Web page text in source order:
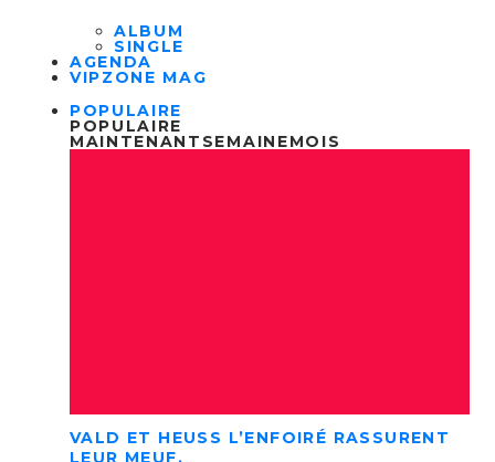
ALBUM
SINGLE
AGENDA
VIPZONE MAG
POPULAIRE
POPULAIRE
MAINTENANT SEMAINEMOIS
VALD ET HEUSS L’ENFOIRÉ RASSURENT
LEUR MEUF.